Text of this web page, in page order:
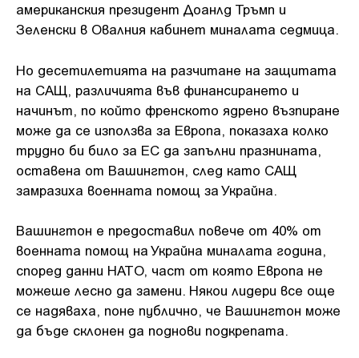
американския президент Доанлд Тръмп и
Зеленски в Овалния кабинет миналата седмица.
Но десетилетията на разчитане на защитата
на САЩ, различията във финансирането и
начинът, по който френското ядрено възпиране
може да се използва за Европа, показаха колко
трудно би било за ЕС да запълни празнината,
оставена от Вашингтон, след като САЩ
замразиха военната помощ за Украйна.
Вашингтон е предоставил повече от 40% от
военната помощ на Украйна миналата година,
според данни НАТО, част от която Европа не
можеше лесно да замени. Някои лидери все още
се надяваха, поне публично, че Вашингтон може
да бъде склонен да поднови подкрепата.